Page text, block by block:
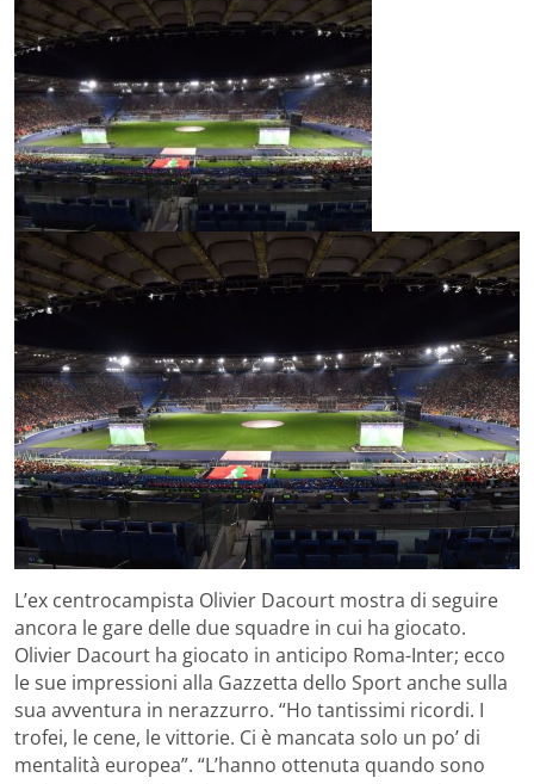
L’ex centrocampista Olivier Dacourt mostra di seguire
ancora le gare delle due squadre in cui ha giocato.
Olivier Dacourt ha giocato in anticipo Roma-Inter; ecco
le sue impressioni alla Gazzetta dello Sport anche sulla
sua avventura in nerazzurro. “Ho tantissimi ricordi. I
trofei, le cene, le vittorie. Ci è mancata solo un po’ di
mentalità europea”. “L’hanno ottenuta quando sono